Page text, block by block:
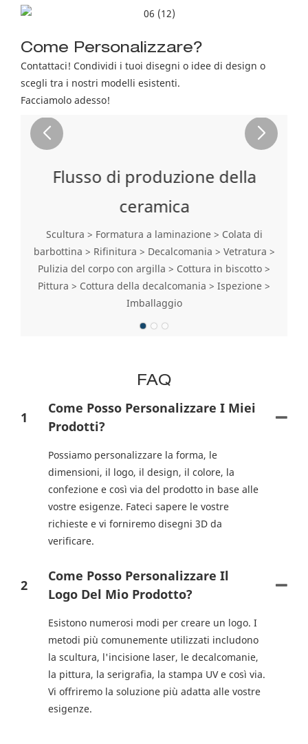
Come Personalizzare?
Contattaci! Condividi i tuoi disegni o idee di design o
scegli tra i nostri modelli esistenti.
Facciamolo adesso!
Flusso di produzione della
ceramica
Scultura > Formatura a laminazione > Colata di
barbottina > Rifinitura > Decalcomania > Vetratura >
Pulizia del corpo con argilla > Cottura in biscotto >
Pittura > Cottura della decalcomania > Ispezione >
Imballaggio
FAQ
1
Come Posso Personalizzare I Miei
Prodotti?
Possiamo personalizzare la forma, le
dimensioni, il logo, il design, il colore, la
confezione e così via del prodotto in base alle
vostre esigenze. Fateci sapere le vostre
richieste e vi forniremo disegni 3D da
verificare.
2
Come Posso Personalizzare Il
Logo Del Mio Prodotto?
Esistono numerosi modi per creare un logo. I
metodi più comunemente utilizzati includono
la scultura, l'incisione laser, le decalcomanie,
la pittura, la serigrafia, la stampa UV e così via.
Vi offriremo la soluzione più adatta alle vostre
esigenze.